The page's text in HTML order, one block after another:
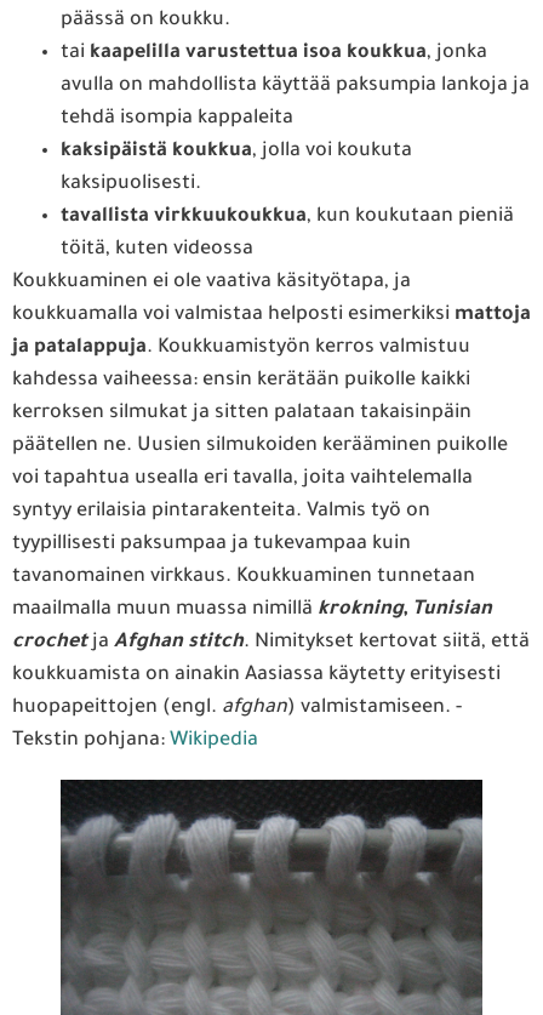
päässä on koukku.
tai kaapelilla varustettua isoa koukkua, jonka
avulla on mahdollista käyttää paksumpia lankoja ja
tehdä isompia kappaleita
kaksipäistä koukkua, jolla voi koukuta
kaksipuolisesti.
tavallista virkkuukoukkua, kun koukutaan pieniä
töitä, kuten videossa
Koukkuaminen ei ole vaativa käsityötapa, ja
koukkuamalla voi valmistaa helposti esimerkiksi mattoja
ja patalappuja. Koukkuamistyön kerros valmistuu
kahdessa vaiheessa: ensin kerätään puikolle kaikki
kerroksen silmukat ja sitten palataan takaisinpäin
päätellen ne. Uusien silmukoiden kerääminen puikolle
voi tapahtua usealla eri tavalla, joita vaihtelemalla
syntyy erilaisia pintarakenteita. Valmis työ on
tyypillisesti paksumpaa ja tukevampaa kuin
tavanomainen virkkaus. Koukkuaminen tunnetaan
maailmalla muun muassa nimillä krokning, Tunisian
crochetja Afghan stitch. Nimitykset kertovat siitä, että
koukkuamista on ainakin Aasiassa käytetty erityisesti
huopapeittojen (engl. afghan) valmistamiseen. -
Tekstin pohjana: Wikipedia